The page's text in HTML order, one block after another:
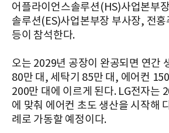
어플라이언스솔루션(HS)사업본부
솔루션(ES)사업본부장 부사장, 전
등이 참석한다.
오는 2029년 공장이 완공되면 연간
80만 대, 세탁기 85만 대, 에어컨
200만 대에 이르게 된다. LG전자는
에 맞춰 에어컨 초도 생산을 시작해
례로 가동할 예정이다.